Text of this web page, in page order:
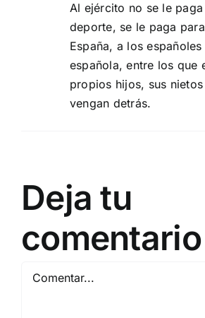
Al ejército no se le
deporte, se le paga
España, a los
española, entre los que
propios hijos, sus
vengan detrás.
Deja tu
comentario
Comentar